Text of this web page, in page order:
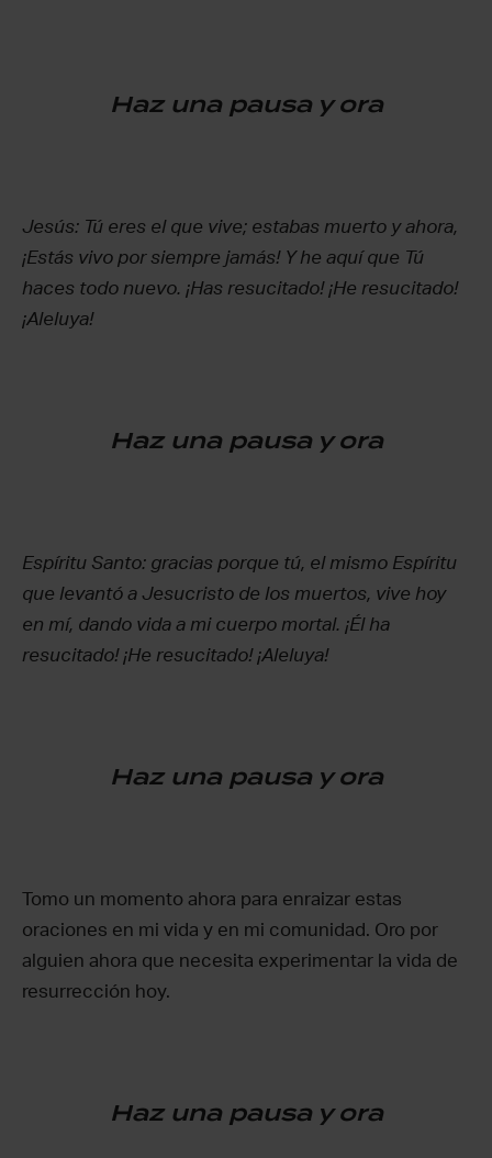
Haz una pausa y ora
Jesús: Tú eres el que vive; estabas muerto y ahora,
¡Estás vivo por siempre jamás! Y he aquí que Tú
haces todo nuevo. ¡Has resucitado! ¡He resucitado!
¡Aleluya!
Haz una pausa y ora
Espíritu Santo: gracias porque tú, el mismo Espíritu
que levantó a Jesucristo de los muertos, vive hoy
en mí, dando vida a mi cuerpo mortal. ¡Él ha
resucitado! ¡He resucitado! ¡Aleluya!
Haz una pausa y ora
Tomo un momento ahora para enraizar estas
oraciones en mi vida y en mi comunidad. Oro por
alguien ahora que necesita experimentar la vida de
resurrección hoy.
Haz una pausa y ora